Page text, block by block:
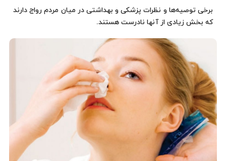
برخی توصیه‌ها و نظرات پزشکی و بهداشتی در میان مردم رواج دارند
که بخش زیادی از آنها نادرست هستند.